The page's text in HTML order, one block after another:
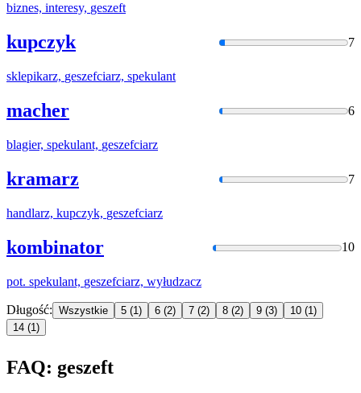
biznes, interesy, geszeft
kupczyk 7
sklepikarz, geszefciarz, spekulant
macher 6
blagier, spekulant, geszefciarz
kramarz 7
handlarz, kupczyk, geszefciarz
kombinator 10
pot. spekulant, geszefciarz, wyłudzacz
Długość: Wszystkie 5 (1) 6 (2) 7 (2) 8 (2) 9 (3) 10 (1)
14 (1)
FAQ: geszeft